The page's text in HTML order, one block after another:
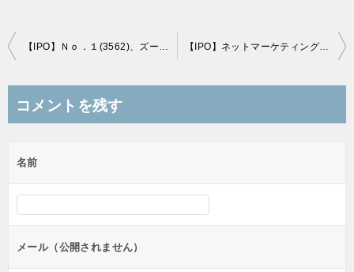
投
ビ
ー
シ
ン
【IPO】Ｎｏ．１(3562)、ズーム(6694)の抽選結果（当選、落選情報） 【IPO】ネットマーケティング(6175)、スシローグローバルホールディングス(3563)の抽選結果（当選、落選情報）
コメントを残す
名前
メール（公開されません）